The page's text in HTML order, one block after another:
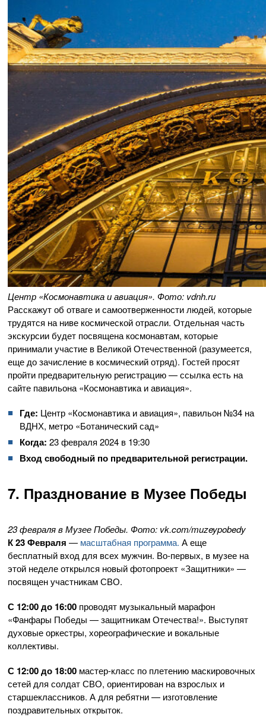
Центр «Космонавтика и авиация». Фото: vdnh.ru
Расскажут об отваге и самоотверженности людей, которые
трудятся на ниве космической отрасли. Отдельная часть
экскурсии будет посвящена космонавтам, которые
принимали участие в Великой Отечественной (разумеется,
еще до зачисление в космический отряд). Гостей просят
пройти предварительную регистрацию — ссылка есть на
сайте павильона «Космонавтика и авиация».
Где: Центр «Космонавтика и авиация», павильон №34 на
ВДНХ, метро «Ботанический сад»
Когда: 23 февраля 2024 в 19:30
Вход свободный по предварительной регистрации.
7. Празднование в Музее Победы
23 февраля в Музее Победы. Фото: vk.com/muzeypobedy
К 23 Февраля — масштабная программа. А еще
бесплатный вход для всех мужчин. Во-первых, в музее на
этой неделе открылся новый фотопроект «Защитники» —
посвящен участникам СВО.
С 12:00 до 16:00 проводят музыкальный марафон
«Фанфары Победы — защитникам Отечества!». Выступят
духовые оркестры, хореографические и вокальные
коллективы.
С 12:00 до 18:00 мастер-класс по плетению маскировочных
сетей для солдат СВО, ориентирован на взрослых и
старшеклассников. А для ребятни — изготовление
поздравительных открыток.